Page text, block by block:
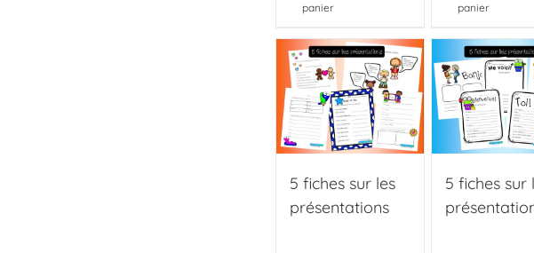
panier
panier
5 fiches sur les
présentations
5 fiches sur